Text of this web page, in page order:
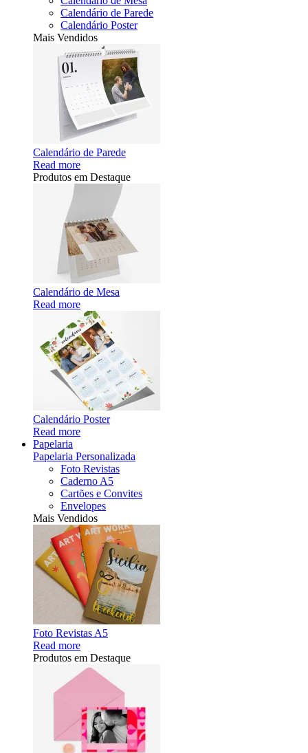
Calendário de Parede
Calendário Poster
Mais Vendidos
Calendário de Parede
Read more
Produtos em Destaque
Calendário de Mesa
Read more
Calendário Poster
Read more
Papelaria
Papelaria Personalizada
Foto Revistas
Caderno A5
Cartões e Convites
Envelopes
Mais Vendidos
Foto Revistas A5
Read more
Produtos em Destaque